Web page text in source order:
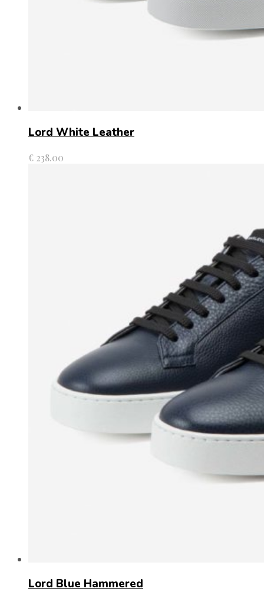
Lord White Leather
€ 238.00
Lord Blue Hammered